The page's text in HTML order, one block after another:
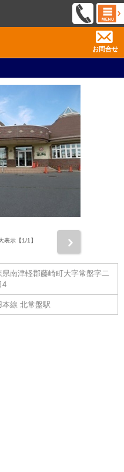
お問合せ
表示【1/1】
県南津軽郡藤崎町大字常盤字二
4
本線 北常盤駅